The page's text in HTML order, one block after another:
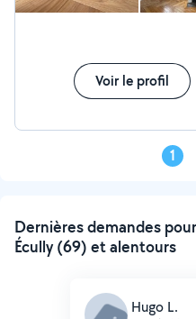
Voir le profil
1
Dernières demandes
Écully (69) et alentours
Hugo L.